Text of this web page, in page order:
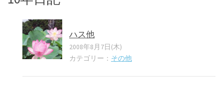
ハス他
2008年8月7日(木)
カテゴリー： その他